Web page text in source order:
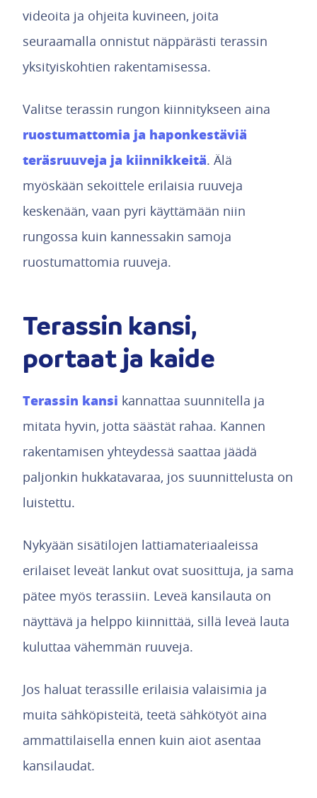
videoita ja ohjeita kuvineen, joita
seuraamalla onnistut näppärästi terassin
yksityiskohtien rakentamisessa.
Valitse terassin rungon kiinnitykseen aina
ruostumattomia ja haponkestäviä
teräsruuveja ja kiinnikkeitä. Älä
myöskään sekoittele erilaisia ruuveja
keskenään, vaan pyri käyttämään niin
rungossa kuin kannessakin samoja
ruostumattomia ruuveja.
Terassin kansi,
portaat ja kaide
Terassin kansi kannattaa suunnitella ja
mitata hyvin, jotta säästät rahaa. Kannen
rakentamisen yhteydessä saattaa jäädä
paljonkin hukkatavaraa, jos suunnittelusta on
luistettu.
Nykyään sisätilojen lattiamateriaaleissa
erilaiset leveät lankut ovat suosittuja, ja sama
pätee myös terassiin. Leveä kansilauta on
näyttävä ja helppo kiinnittää, sillä leveä lauta
kuluttaa vähemmän ruuveja.
Jos haluat terassille erilaisia valaisimia ja
muita sähköpisteitä, teetä sähkötyöt aina
ammattilaisella ennen kuin aiot asentaa
kansilaudat.